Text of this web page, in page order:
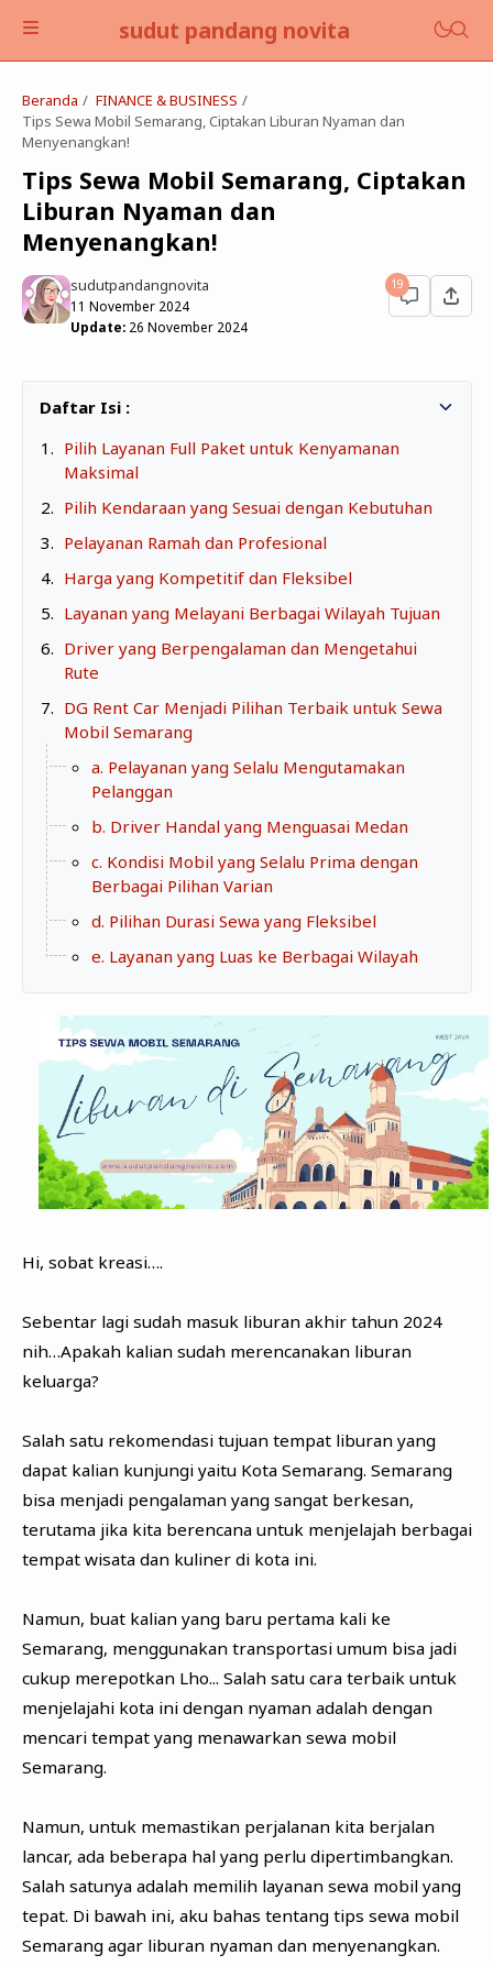
sudut pandang novita
BLOGGING & TECHNO
EDUKASI
FINANCE & BUSINESS
SELF DEVELOPMENT
LIFESTYLE
BEAUTY & HEALTH
TRAVELLING
Beranda
FINANCE & BUSINESS
Tips Sewa Mobil Semarang, Ciptakan Liburan Nyaman dan
Menyenangkan!
Tips Sewa Mobil Semarang, Ciptakan
Liburan Nyaman dan
Menyenangkan!
sudutpandangnovita
11 November 2024
Update: 26 November 2024
19
Pilih Layanan Full Paket untuk Kenyamanan
Maksimal
Pilih Kendaraan yang Sesuai dengan Kebutuhan
Pelayanan Ramah dan Profesional
Harga yang Kompetitif dan Fleksibel
Layanan yang Melayani Berbagai Wilayah Tujuan
Driver yang Berpengalaman dan Mengetahui
Rute
DG Rent Car Menjadi Pilihan Terbaik untuk Sewa
Mobil Semarang
a. Pelayanan yang Selalu Mengutamakan
Pelanggan
b. Driver Handal yang Menguasai Medan
c. Kondisi Mobil yang Selalu Prima dengan
Berbagai Pilihan Varian
d. Pilihan Durasi Sewa yang Fleksibel
e. Layanan yang Luas ke Berbagai Wilayah
Hi, sobat kreasi….
Sebentar lagi sudah masuk liburan akhir tahun 2024
nih…Apakah kalian sudah merencanakan liburan
keluarga?
Salah satu rekomendasi tujuan tempat liburan yang
dapat kalian kunjungi yaitu Kota Semarang. Semarang
bisa menjadi pengalaman yang sangat berkesan,
terutama jika kita berencana untuk menjelajah berbagai
tempat wisata dan kuliner di kota ini.
Namun, buat kalian yang baru pertama kali ke
Semarang, menggunakan transportasi umum bisa jadi
cukup merepotkan Lho... Salah satu cara terbaik untuk
menjelajahi kota ini dengan nyaman adalah dengan
mencari tempat yang menawarkan sewa mobil
Semarang.
Namun, untuk memastikan perjalanan kita berjalan
lancar, ada beberapa hal yang perlu dipertimbangkan.
Salah satunya adalah memilih layanan sewa mobil yang
tepat. Di bawah ini, aku bahas tentang tips sewa mobil
Semarang agar liburan nyaman dan menyenangkan.